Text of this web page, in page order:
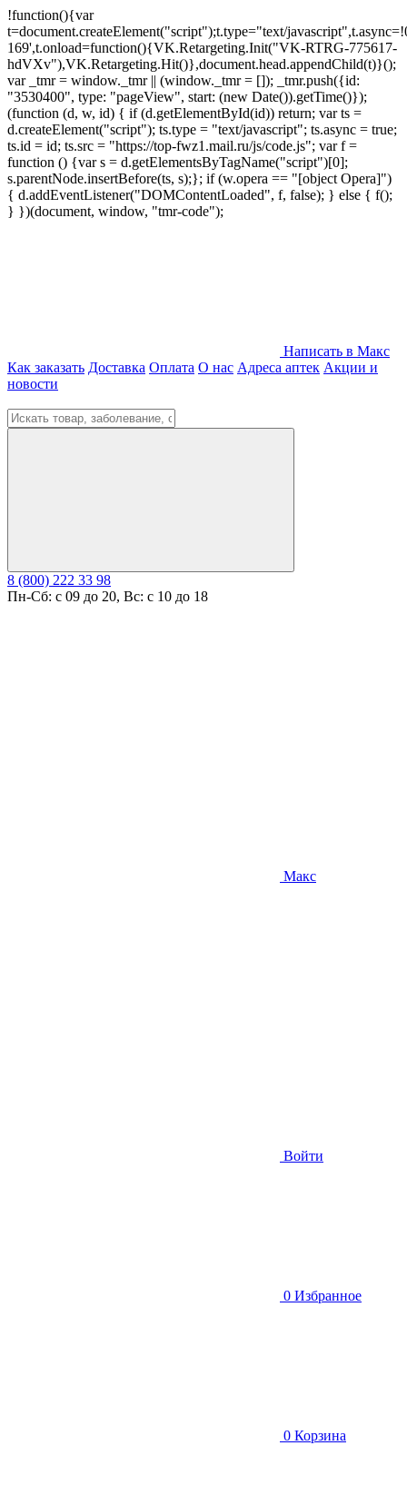
!function(){var
t=document.createElement("script");t.type="text/
169',t.onload=function(){VK.Retargeting.Init("VK-RTRG-775617-
hdVXv"),VK.Retargeting.Hit()},document.head.appendChild(t)}();
var _tmr = window._tmr || (window._tmr = []); _tmr.push({id:
"3530400", type: "pageView", start: (new Date()).getTime()});
(function (d, w, id) { if (d.getElementById(id)) return; var ts =
d.createElement("script"); ts.type = "text/javascript"; ts.async = true;
ts.id = id; ts.src = "https://top-fwz1.mail.ru/js/code.js"; var f =
function () {var s = d.getElementsByTagName("script")[0];
s.parentNode.insertBefore(ts, s);}; if (w.opera == "[object Opera]")
{ d.addEventListener("DOMContentLoaded", f, false); } else { f();
} })(document, window, "tmr-code");
Написать в Макс
Как заказать Доставка Оплата О нас Адреса аптек Акции и
новости
8 (800) 222 33 98
Пн-Сб: с 09 до 20, Вс: с 10 до 18
Макс
Войти
0 Избранное
0 Корзина